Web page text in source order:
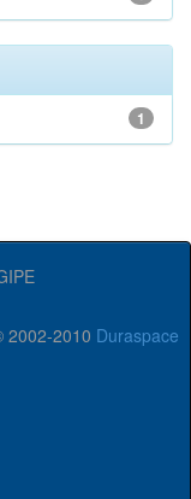
1
2002-2010 Duraspace